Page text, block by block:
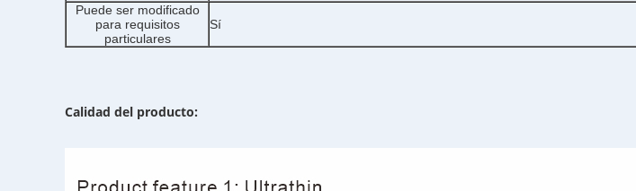
Puede ser modificado
para requisitos
particulares
Sí
Calidad del producto: